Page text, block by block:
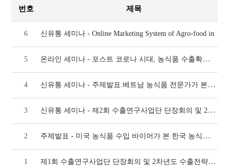
번호 제목
6 신유통 세미나 - Online Marketing System of Agro-food in
5 온라인 세미나 - 포스트 코로나 시대, 농식품 수출확대를 위한 언택트(untact) 전략(
4 신유통 세미나 - 주제발표.베트남 농식품 전문가가 본 한국 농식품 수출 전략(724호)
3 신유통 세미나 - 제2회 수출연구사업단 단장회의 및 2차년도 수출전략기술개발사업 수출연구사
2 주제발표 - 미국 농식품 수입 바이어가 본 한국 농식품 수출 전략(709호)
1 제1회 수출연구사업단 단장회의 및 2차년도 수출전략기술개발사업 수출연구사업단 세미나 개최(